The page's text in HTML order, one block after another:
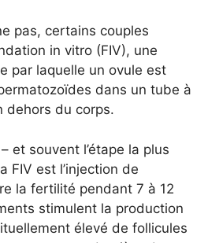
pas, certains couples
in vitro (FIV), une
par laquelle un ovule est
dans un tube à
dehors du corps.
et souvent l’étape la plus
FIV est l’injection de
la fertilité pendant 7 à 12
stimulent la production
élevé de follicules